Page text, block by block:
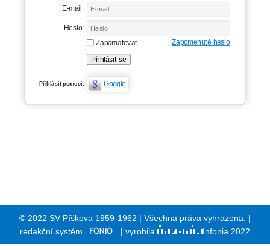
E-mail:
Heslo:
Zapomenuté heslo
Zapamatovat
Přihlásit pomocí: Google
© 2022 SV Píškova 1959-1962 | Všechna práva vyhrazena. |
redakční systém
| vyrobila Infonia 2022